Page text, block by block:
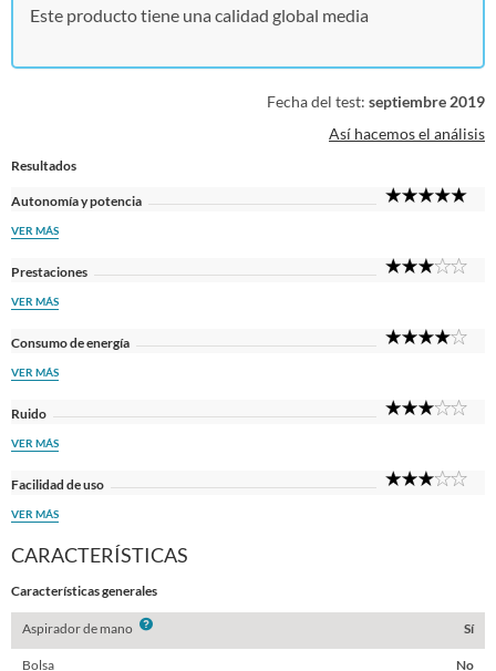
Este producto tiene una calidad global media
Fecha del test: septiembre 2019
Así hacemos el análisis
Resultados
Autonomía y potencia
VER MÁS
Prestaciones
VER MÁS
Consumo de energía
VER MÁS
Ruido
VER MÁS
Facilidad de uso
VER MÁS
CARACTERÍSTICAS
Características generales
Aspirador de mano Info Sí
Bolsa No